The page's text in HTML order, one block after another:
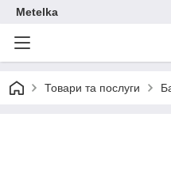
Metelka
Товари та послуги